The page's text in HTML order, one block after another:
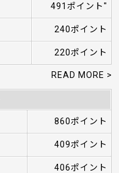
491ポイント"
240ポイント
220ポイント
READ MORE >
860ポイント
409ポイント
406ポイント